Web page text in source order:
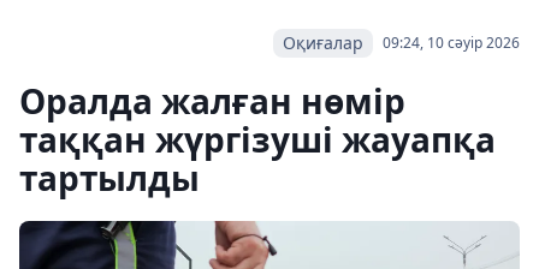
09:24, 10 сәуір 2026
Оқиғалар
Оралда жалған нөмір
таққан жүргізуші жауапқа
тартылды